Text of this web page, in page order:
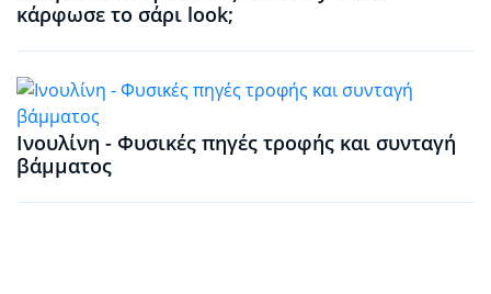
κάρφωσε το σάρι look;
Ινουλίνη - Φυσικές πηγές τροφής και συνταγή
βάμματος